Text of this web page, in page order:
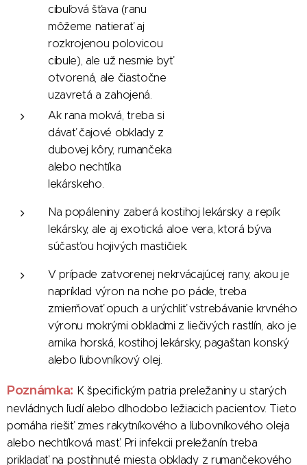
cibuľová šťava (ranu
môžeme natierať aj
rozkrojenou polovicou
cibule), ale už nesmie byť
otvorená, ale čiastočne
uzavretá a zahojená.
Ak rana mokvá, treba si
dávať čajové obklady z
dubovej kôry, rumančeka
alebo nechtíka
lekárskeho.
Na popáleniny zaberá kostihoj lekársky a repík
lekársky, ale aj exotická aloe vera, ktorá býva
súčasťou hojivých mastičiek.
V prípade zatvorenej nekrvácajúcej rany, akou je
napríklad výron na nohe po páde, treba
zmierňovať opuch a urýchliť vstrebávanie krvného
výronu mokrými obkladmi z liečivých rastlín, ako je
arnika horská, kostihoj lekársky, pagaštan konský
alebo ľubovníkový olej.
Poznámka: K špecifickým patria preležaniny u starých
nevládnych ľudí alebo dlhodobo ležiacich pacientov. Tieto
pomáha riešiť zmes rakytníkového a ľubovníkového oleja
alebo nechtíková masť. Pri infekcii preležanín treba
prikladať na postihnuté miesta obklady z rumančekového